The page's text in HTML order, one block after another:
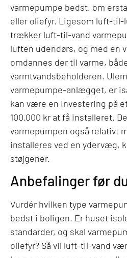
varmepumpe bedst, om
eller oliefyr. Ligesom luft-til-
trækker luft-til-vand
luften udendørs, og med en
omdannes der til varme,
varmtvandsbeholderen.
varmepumpe-anlægget, er
kan være en investering på
100.000 kr at få installeret.
varmepumpen også relativt
installeres ved en ydervæg,
støjgener.
Anbefalinger før
Vurdér hvilken type
bedst i boligen. Er huset
standarder, og skal
oliefyr? Så vil luft-til-vand